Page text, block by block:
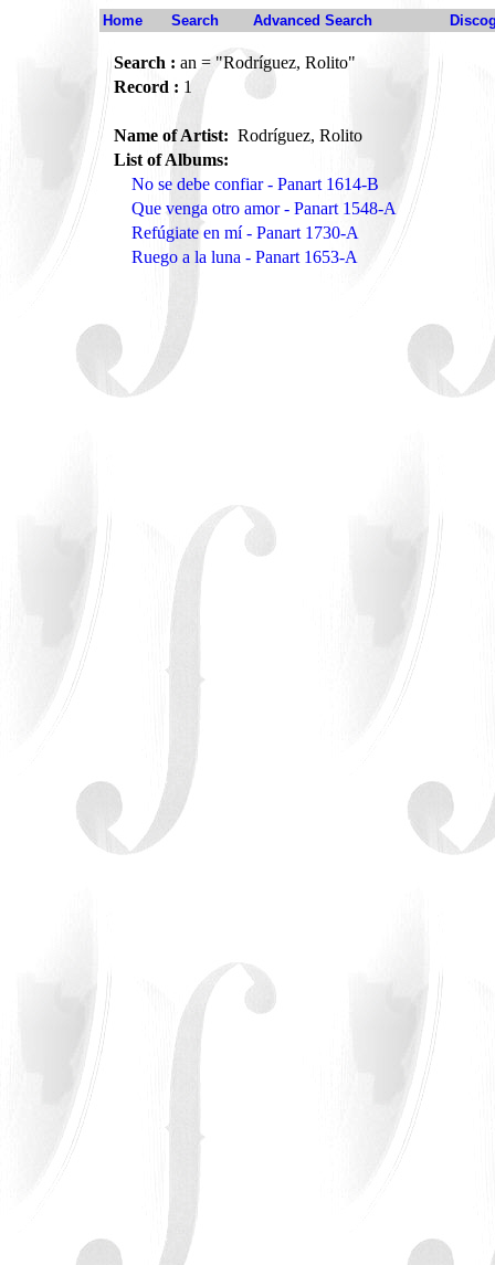
Home Search Advanced Search
Search : an = "Rodríguez, Rolito"
Record : 1
Name of Artist: Rodríguez, Rolito
List of Albums:
No se debe confiar - Panart 1614-B
Que venga otro amor - Panart 1548-A
Refúgiate en mí - Panart 1730-A
Ruego a la luna - Panart 1653-A